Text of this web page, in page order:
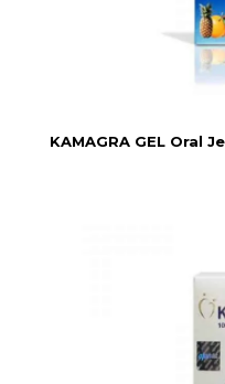
KAMAGRA GEL Oral